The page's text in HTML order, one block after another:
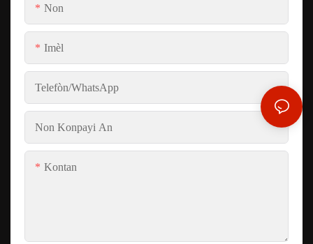
Non
Imèl
Telefòn/whatsApp
Non Konpayi An
Kontan